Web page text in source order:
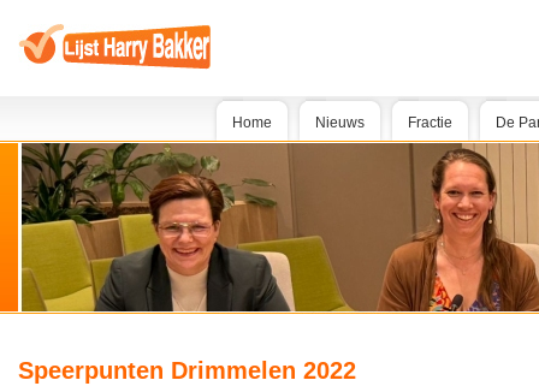
Home Nieuws Fractie De
Speerpunten Drimmelen 2022